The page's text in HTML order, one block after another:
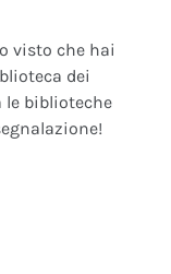
visto che hai
dei
biblioteche